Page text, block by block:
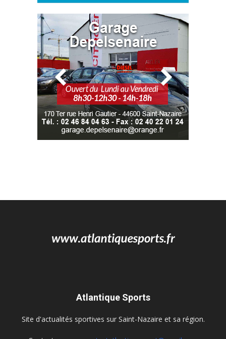
Atlantique Sports
Site d'actualités sportives sur Saint-Nazaire et sa région.